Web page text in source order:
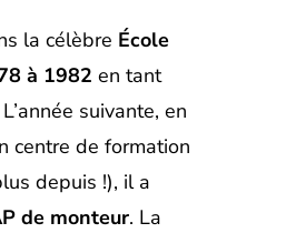
la célèbre École
à 1982 en tant
suivante, en
centre de formation
depuis !), il a
de monteur. La